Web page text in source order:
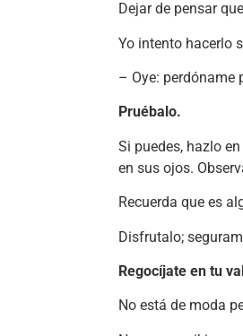
Dejar de pensar
Yo intento hacerlo
– Oye: perdóname
Pruébalo.
Si puedes, hazlo
en sus ojos.
Recuerda que es
Disfrutalo;
Regocíjate en tu
No está de moda